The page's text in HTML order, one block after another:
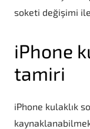
soketi değişimi
iPhone
tamiri
iPhone kulaklık